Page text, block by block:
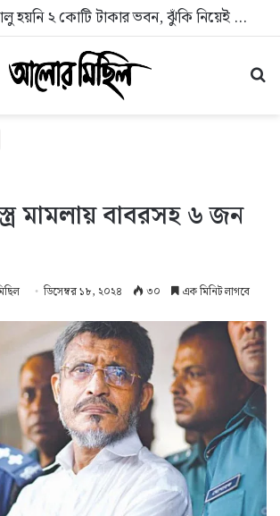
১২ বছরেও চালু হয়নি ২ কোটি টাকার ভবন, ঝুঁকি নিয়েই চলছে নাগরিক সেবা
মামলায় বাবরসহ ৬ জন
ডিসেম্বর ১৮, ২০২৪ ৩০ এক মিনিট লাগবে